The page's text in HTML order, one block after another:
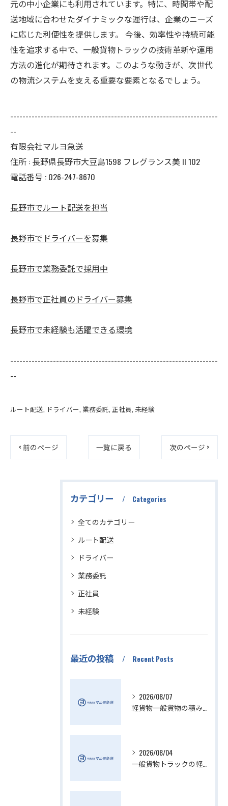
元の中小企業にも利用されています。特に、時間帯や配
送地域に合わせたダイナミックな運行は、企業のニーズ
に応じた利便性を提供します。 今後、効率性や持続可能
性を追求する中で、一般貨物トラックの技術革新や運用
方法の進化が期待されます。このような動きが、次世代
の物流システムを支える重要な要素となるでしょう。
--------------------------------------------------------------------
--
有限会社マルヨ急送
住所 : 長野県長野市大豆島1598 フレグランス美 II 102
電話番号 : 026-247-8670
長野市でルート配送を担当
長野市でドライバーを募集
長野市で業務委託で採用中
長野市で正社員のドライバー募集
長野市で未経験も活躍できる環境
--------------------------------------------------------------------
--
ルート配送 ドライバー 業務委託 正社員 未経験
< 前のページ 一覧に戻る 次のページ >
カテゴリー Categories
全てのカテゴリー
ルート配送
ドライバー
業務委託
正社員
未経験
最近の投稿 Recent Posts
2026/08/07
2026/08/04